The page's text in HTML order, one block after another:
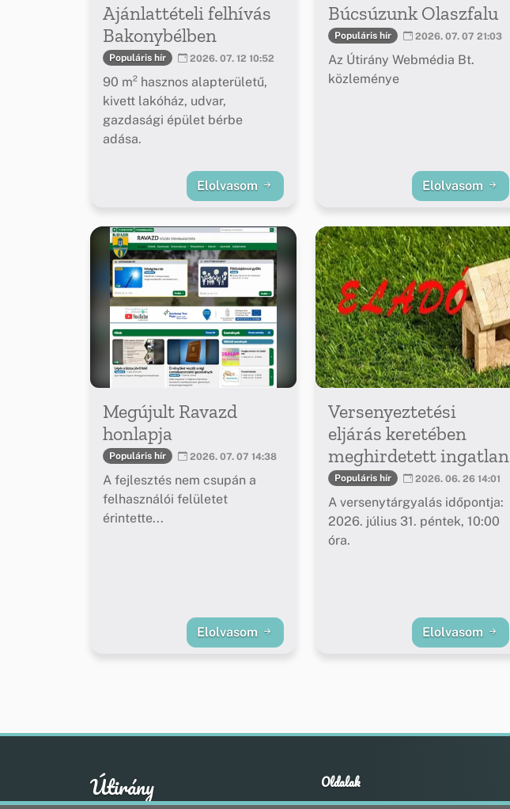
Ajánlattételi felhívás
Bakonybélben
Populáris hír 2026. 07. 12 10:52
90 m² hasznos alapterületű,
kivett lakóház, udvar,
gazdasági épület bérbe
adása.
Elolvasom
Búcsúzunk Olaszfalu
Populáris hír 2026. 07. 07 21:03
Az Útirány Webmédia Bt.
közleménye
Elolvasom
Megújult Ravazd
honlapja
Populáris hír 2026. 07. 07 14:38
A fejlesztés nem csupán a
felhasználói felületet
érintette...
Elolvasom
Versenyeztetési
eljárás keretében
meghirdetett ingatlan
Populáris hír 2026. 06. 26 14:01
A versenytárgyalás időpontja:
2026. július 31. péntek, 10:00
óra.
Elolvasom
Útirány Oldalak